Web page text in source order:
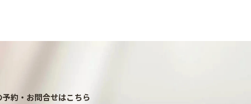
約・お問合せはこちら